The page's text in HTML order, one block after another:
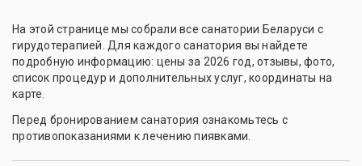
На этой странице мы собрали все санатории Беларуси с
гирудотерапией. Для каждого санатория вы найдете
подробную информацию: цены за 2026 год, отзывы, фото,
список процедур и дополнительных услуг, координаты на
карте.
Перед бронированием санатория ознакомьтесь с
противопоказаниями к лечению пиявками.